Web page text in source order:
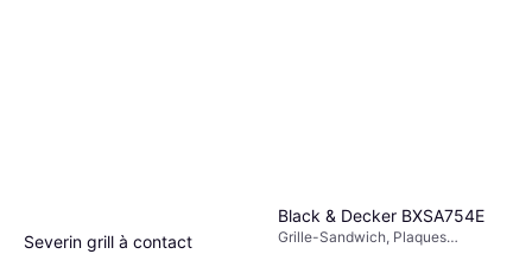
Severin grill à contact
Black & Decker BXSA754E
Grille-Sandwich, Plaques